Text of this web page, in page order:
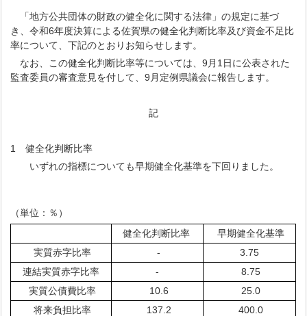
「地方公共団体の財政の健全化に関する法律」の規定に基づ
き、令和6年度決算による佐賀県の健全化判断比率及び資金不足比
率について、下記のとおりお知らせします。
なお、この健全化判断比率等については、9月1日に公表された
監査委員の審査意見を付して、9月定例県議会に報告します。
記
1 健全化判断比率
いずれの指標についても早期健全化基準を下回りました。
（単位：％）
健全化判断比率
早期健全化基準
実質赤字比率
-
3.75
連結実質赤字比率
-
8.75
実質公債費比率
10.6
25.0
将来負担比率
137.2
400.0